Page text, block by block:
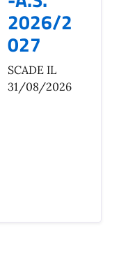
2026/2
027
SCADE IL
31/08/2026